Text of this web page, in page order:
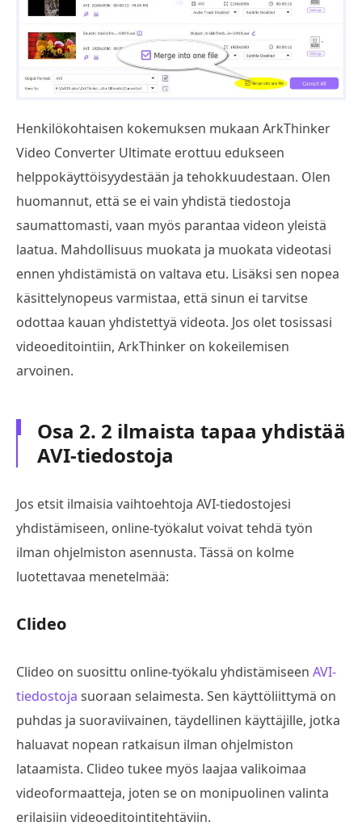
Henkilökohtaisen kokemuksen mukaan ArkThinker
Video Converter Ultimate erottuu edukseen
helppokäyttöisyydestään ja tehokkuudestaan. Olen
huomannut, että se ei vain yhdistä tiedostoja
saumattomasti, vaan myös parantaa videon yleistä
laatua. Mahdollisuus muokata ja muokata videotasi
ennen yhdistämistä on valtava etu. Lisäksi sen nopea
käsittelynopeus varmistaa, että sinun ei tarvitse
odottaa kauan yhdistettyä videota. Jos olet tosissasi
videoeditointiin, ArkThinker on kokeilemisen
arvoinen.
Osa 2. 2 ilmaista tapaa yhdistää
AVI-tiedostoja
Jos etsit ilmaisia vaihtoehtoja AVI-tiedostojesi
yhdistämiseen, online-työkalut voivat tehdä työn
ilman ohjelmiston asennusta. Tässä on kolme
luotettavaa menetelmää:
Clideo
Clideo on suosittu online-työkalu yhdistämiseen AVI-
tiedostoja suoraan selaimesta. Sen käyttöliittymä on
puhdas ja suoraviivainen, täydellinen käyttäjille, jotka
haluavat nopean ratkaisun ilman ohjelmiston
lataamista. Clideo tukee myös laajaa valikoimaa
videoformaatteja, joten se on monipuolinen valinta
erilaisiin videoeditointitehtäviin.